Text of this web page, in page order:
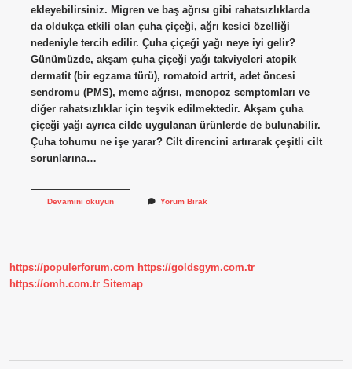
ekleyebilirsiniz. Migren ve baş ağrısı gibi rahatsızlıklarda
da oldukça etkili olan çuha çiçeği, ağrı kesici özelliği
nedeniyle tercih edilir. Çuha çiçeği yağı neye iyi gelir?
Günümüzde, akşam çuha çiçeği yağı takviyeleri atopik
dermatit (bir egzama türü), romatoid artrit, adet öncesi
sendromu (PMS), meme ağrısı, menopoz semptomları ve
diğer rahatsızlıklar için teşvik edilmektedir. Akşam çuha
çiçeği yağı ayrıca cilde uygulanan ürünlerde de bulunabilir.
Çuha tohumu ne işe yarar? Cilt direncini artırarak çeşitli cilt
sorunlarına…
Devamını okuyunÇuha
Yorum Bırak
https://populerforum.com https://goldsgym.com.tr
https://omh.com.tr Sitemap